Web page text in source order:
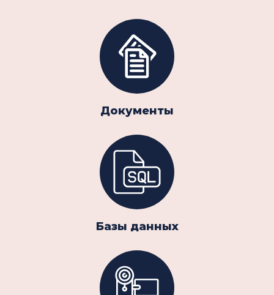
Документы
Базы данных